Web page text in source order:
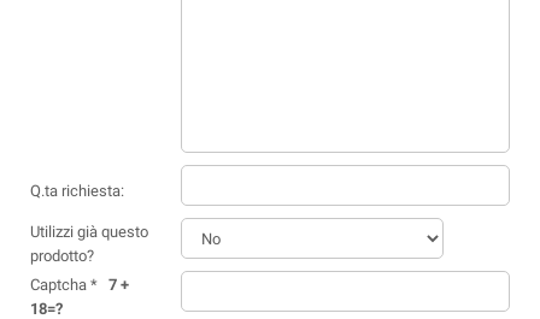
Q.ta richiesta:
Utilizzi già questo
prodotto?
Captcha * 7 +
18=?